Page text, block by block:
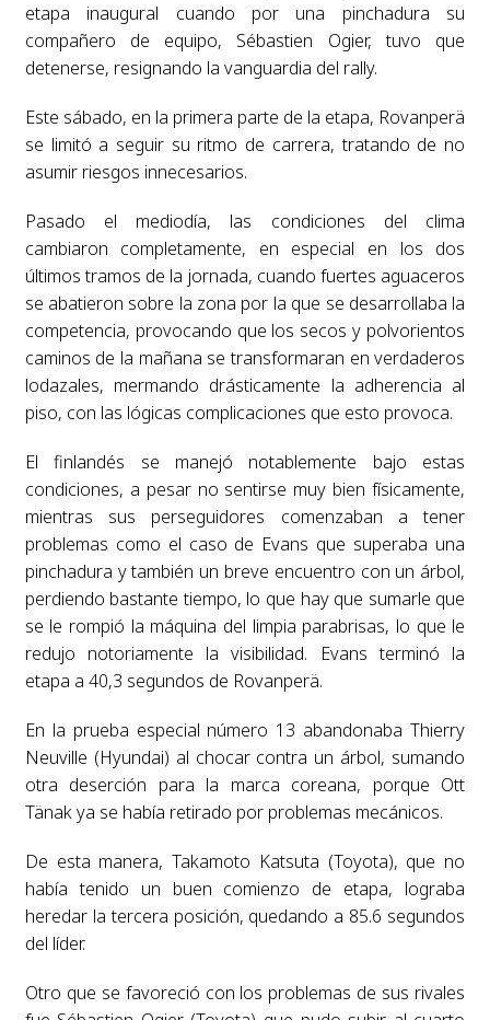
etapa inaugural cuando por una pinchadura su
compañero de equipo, Sébastien Ogier, tuvo que
detenerse, resignando la vanguardia del rally.
Este sábado, en la primera parte de la etapa, Rovanperä
se limitó a seguir su ritmo de carrera, tratando de no
asumir riesgos innecesarios.
Pasado el mediodía, las condiciones del clima
cambiaron completamente, en especial en los dos
últimos tramos de la jornada, cuando fuertes aguaceros
se abatieron sobre la zona por la que se desarrollaba la
competencia, provocando que los secos y polvorientos
caminos de la mañana se transformaran en verdaderos
lodazales, mermando drásticamente la adherencia al
piso, con las lógicas complicaciones que esto provoca.
El finlandés se manejó notablemente bajo estas
condiciones, a pesar no sentirse muy bien físicamente,
mientras sus perseguidores comenzaban a tener
problemas como el caso de Evans que superaba una
pinchadura y también un breve encuentro con un árbol,
perdiendo bastante tiempo, lo que hay que sumarle que
se le rompió la máquina del limpia parabrisas, lo que le
redujo notoriamente la visibilidad. Evans terminó la
etapa a 40,3 segundos de Rovanperä.
En la prueba especial número 13 abandonaba Thierry
Neuville (Hyundai) al chocar contra un árbol, sumando
otra deserción para la marca coreana, porque Ott
Tänak ya se había retirado por problemas mecánicos.
De esta manera, Takamoto Katsuta (Toyota), que no
había tenido un buen comienzo de etapa, lograba
heredar la tercera posición, quedando a 85.6 segundos
del líder.
Otro que se favoreció con los problemas de sus rivales